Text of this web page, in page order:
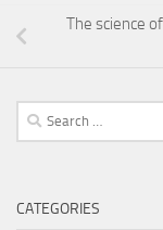
The science
Search
for:
CATEGORIES